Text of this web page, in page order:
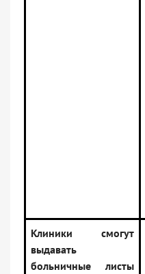
Клиники смогут
выдавать
больничные листы